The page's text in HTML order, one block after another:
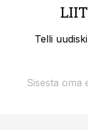
Telli